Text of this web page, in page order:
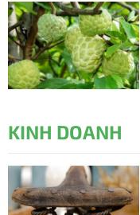
KINH DOANH